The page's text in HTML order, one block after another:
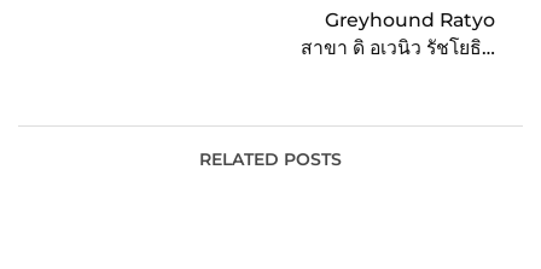
Greyhound Ratyo
สาขา ดิ อเวนิว รัชโยธิน
RELATED POSTS